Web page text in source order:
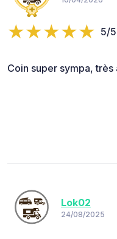
5/5
Coin super sympa,
Lok02
24/08/2025